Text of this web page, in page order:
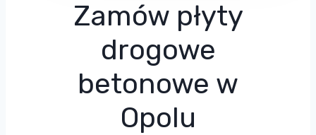
Zamów płyty
drogowe
betonowe w
Opolu